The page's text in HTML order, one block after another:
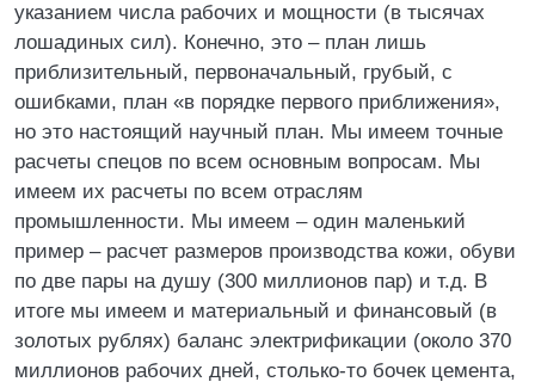
указанием числа рабочих и мощности (в тысячах
лошадиных сил). Конечно, это – план лишь
приблизительный, первоначальный, грубый, с
ошибками, план «в порядке первого приближения»,
но это настоящий научный план. Мы имеем точные
расчеты спецов по всем основным вопросам. Мы
имеем их расчеты по всем отраслям
промышленности. Мы имеем – один маленький
пример – расчет размеров производства кожи, обуви
по две пары на душу (300 миллионов пар) и т.д. В
итоге мы имеем и материальный и финансовый (в
золотых рублях) баланс электрификации (около 370
миллионов рабочих дней, столько-то бочек цемента,